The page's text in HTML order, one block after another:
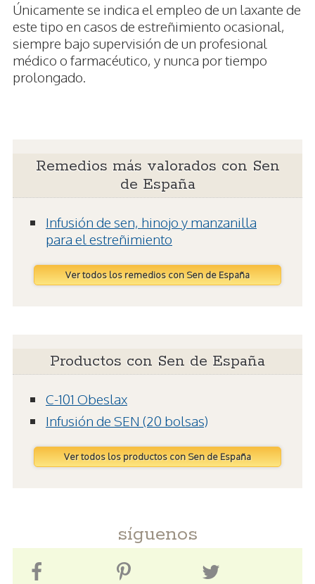
Únicamente se indica el empleo de un laxante de
este tipo en casos de estreñimiento ocasional,
siempre bajo supervisión de un profesional
médico o farmacéutico, y nunca por tiempo
prolongado.
Remedios más valorados con Sen
de España
Infusión de sen, hinojo y manzanilla
para el estreñimiento
Ver todos los remedios con Sen de España
Productos con Sen de España
C-101 Obeslax
Infusión de SEN (20 bolsas)
Ver todos los productos con Sen de España
síguenos